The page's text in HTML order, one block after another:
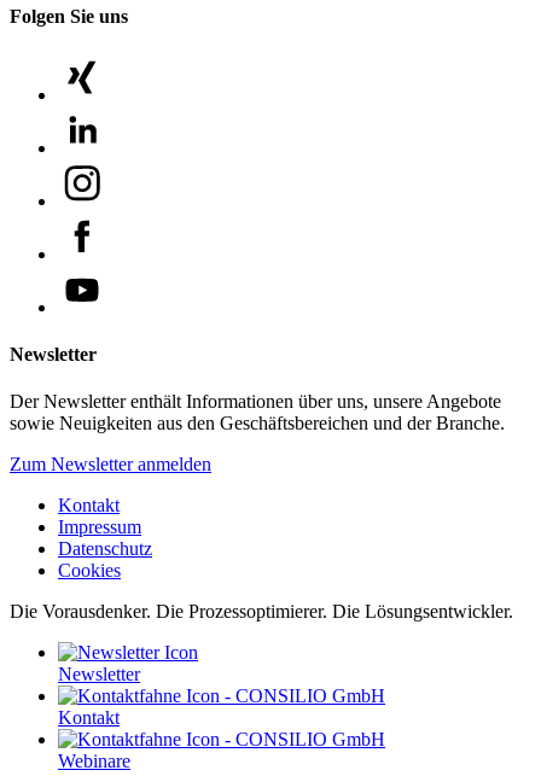
Folgen Sie uns
Newsletter
Der Newsletter enthält Informationen über uns, unsere Angebote
sowie Neuigkeiten aus den Geschäftsbereichen und der Branche.
Zum Newsletter anmelden
Kontakt
Impressum
Datenschutz
Cookies
Die Vorausdenker. Die Prozessoptimierer. Die Lösungsentwickler.
Newsletter
Kontakt
Webinare